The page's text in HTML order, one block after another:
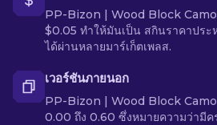
PP-Bizon | Wood Block
$0.05 ทำให้มันเป็น สกินราคาปร
ได้ผ่านหลายมาร์เก็ตเพลส.
เวอร์ชันภายนอก
PP-Bizon | Wood Block
0.00 ถึง 0.60 ซึ่งหมายความว่ามี